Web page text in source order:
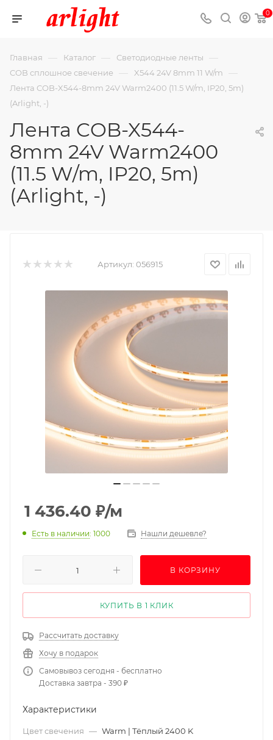
0
Главная — Каталог — Светодиодные ленты —
COB сплошное свечение — X544 24V 8mm 11 W/m —
Лента COB-X544-8mm 24V Warm2400 (11.5 W/m, IP20, 5m)
(Arlight, -)
Лента COB-X544-
8mm 24V Warm2400
(11.5 W/m, IP20, 5m)
(Arlight, -)
Артикул: 056915
1 436.40 ₽/м
Есть в наличии: 1000 Нашли дешевле?
В КОРЗИНУ
КУПИТЬ В 1 КЛИК
Рассчитать доставку
Хочу в подарок
Самовывоз сегодня - бесплатно
Доставка завтра - 390 ₽
Характеристики
Цвет свечения — Warm | Тёплый 2400 K